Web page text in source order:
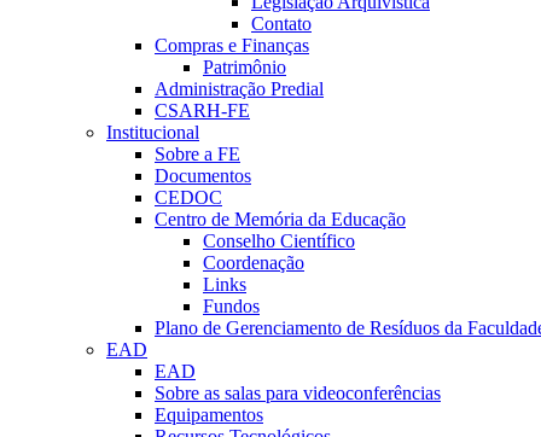
Contato
Compras e Finanças
Patrimônio
Administração Predial
CSARH-FE
Institucional
Sobre a FE
Documentos
CEDOC
Centro de Memória da Educação
Conselho Científico
Coordenação
Links
Fundos
Plano de Gerenciamento de Resíduos da
EAD
EAD
Sobre as salas para videoconferências
Equipamentos